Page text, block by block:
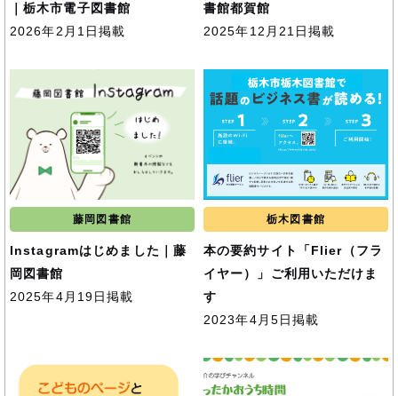
｜栃木市電子図書館
2026年2月1日掲載
書館都賀館
2025年12月21日掲載
藤岡図書館
Instagramはじめました｜藤
岡図書館
2025年4月19日掲載
栃木図書館
本の要約サイト「Flier（フラ
イヤー）」ご利用いただけま
す
2023年4月5日掲載